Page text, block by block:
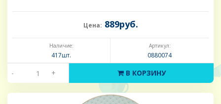
Цена: 889руб.
Наличие:
417шт.
Артикул:
0880074
- + В КОРЗИНУ